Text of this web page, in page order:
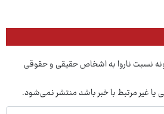
نسبت ناروا به اشخاص حقیقی و حقوقی
یا غیر مرتبط با خبر باشد منتشر نمی‌شود.